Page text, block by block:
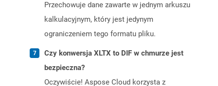
Przechowuje dane zawarte w jednym arkuszu
kalkulacyjnym, który jest jedynym
ograniczeniem tego formatu pliku.
Czy konwersja XLTX to DIF w chmurze jest
bezpieczna?
Oczywiście! Aspose Cloud korzysta z